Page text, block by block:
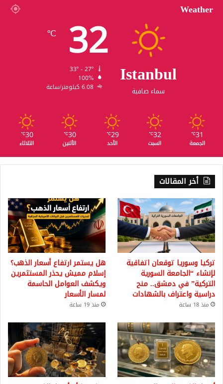
Weather
Istanbul
سماء صافية
32
℃
100%
6.08 كيلومتر/ساعة
31
℃
الجمعة
32
℃
السبت
29
℃
الأحد
30
℃
الأثنين
30
℃
الثلاثاء
أخر المقالات
تركيا وسوريا توقعان اتفاقية
لإنشاء “الجامعة السورية
التركية” في دمشق.. منح
دراسية واعتراف بالشهادات
منذ 18 ساعة
هل يستمر ارتفاع أسعار الذهب؟
إسلام مميش يحذر المستثمرين
ويكشف العوامل الحاسمة
لمسار الأسعار
منذ 19 ساعة